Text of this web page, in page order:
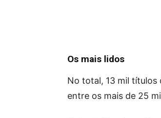
Os mais lidos
No total, 13 mil títulos
entre os mais de 25